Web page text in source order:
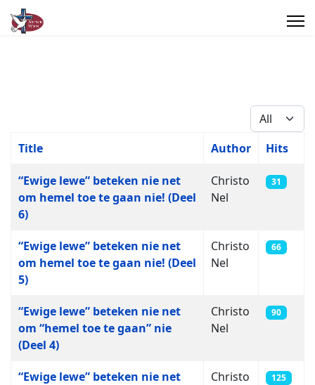
Display #
Title Author Hits
“Ewige lewe” beteken nie net
om hemel toe te gaan nie! (Deel
6)
Christo
Nel
31
“Ewige lewe” beteken nie net
om hemel toe te gaan nie! (Deel
5)
Christo
Nel
66
“Ewige lewe” beteken nie net
om “hemel toe te gaan” nie
(Deel 4)
Christo
Nel
90
“Ewige lewe” beteken nie net
Christo
125